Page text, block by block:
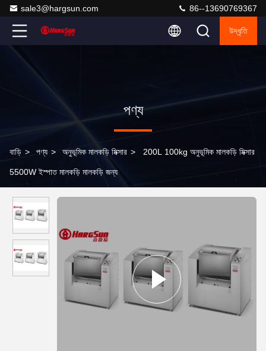
sale3@hargsun.com 86--13690769367
উদ্ধৃতি
পণ্য
বাড়ি > পণ্য > অনুভূমিক মালকড়ি মিক্সার > 200L 100kg অনুভূমিক মালকড়ি মিক্সার
5500W ইস্পাত মালকড়ি মালকড়ি জন্য